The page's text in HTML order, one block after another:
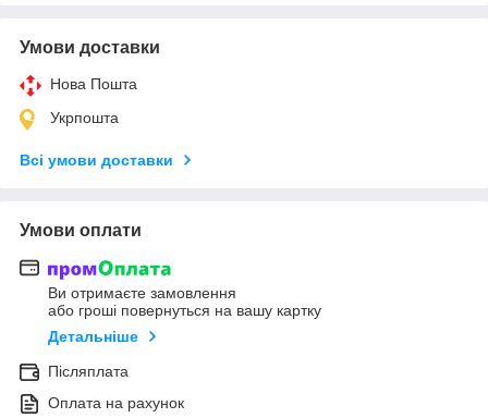
Умови доставки
Нова Пошта
Укрпошта
Всі умови доставки
Умови оплати
Ви отримаєте замовлення
або гроші повернуться на вашу картку
Детальніше
Післяплата
Оплата на рахунок